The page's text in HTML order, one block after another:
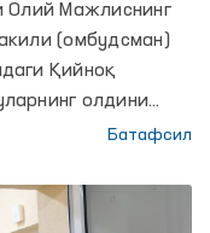
Олий Мажлиснинг
(омбудсман)
Қийноқ
олдини
гуруҳи аъзолари
ташрифини
Батафсил